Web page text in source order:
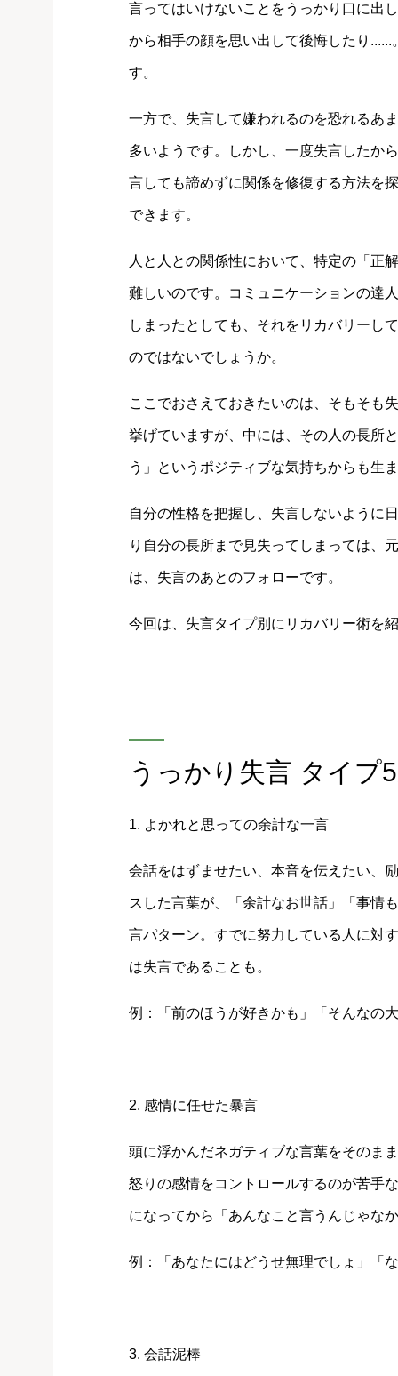
言ってはいけないことをうっかり口に出
から相手の顔を思い出して後悔したり
す。
一方で、失言して嫌われるのを恐れるあ
多いようです。しかし、一度失言したか
言しても諦めずに関係を修復する方法を
できます。
人と人との関係性において、特定の「正
難しいのです。コミュニケーションの達
しまったとしても、それをリカバリーし
のではないでしょうか。
ここでおさえておきたいのは、そもそも
挙げていますが、中には、その人の長所
う」というポジティブな気持ちからも生
自分の性格を把握し、失言しないように
り自分の長所まで見失ってしまっては、
は、失言のあとのフォローです。
今回は、失言タイプ別にリカバリー術を
うっかり失言 タイプ
1. よかれと思っての余計な一言
会話をはずませたい、本音を伝えたい、
スした言葉が、「余計なお世話」「事情
言パターン。すでに努力している人に対
は失言であることも。
例：「前のほうが好きかも」「そんなの
2. 感情に任せた暴言
頭に浮かんだネガティブな言葉をそのま
怒りの感情をコントロールするのが苦手
になってから「あんなこと言うんじゃな
例：「あなたにはどうせ無理でしょ」「
3. 会話泥棒